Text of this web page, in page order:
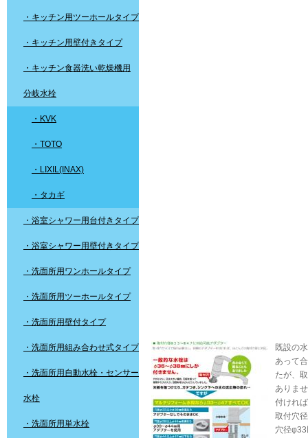
・キッチン用ツーホールタイプ
・キッチン用壁付きタイプ
・キッチン食器洗い乾燥機用
分岐水栓
・KVK
・TOTO
・LIXIL(INAX)
・タカギ
・浴室シャワー用台付きタイプ
・浴室シャワー用壁付きタイプ
・洗面所用ワンホールタイプ
・洗面所用ツーホールタイプ
・洗面所用壁付タイプ
・洗面所用組み合わせ式タイプ
・洗面所用自動水栓・センサー
水栓
・洗面所用単水栓
既設の
あって
たが、
ありま
付けれ
取付穴
穴径